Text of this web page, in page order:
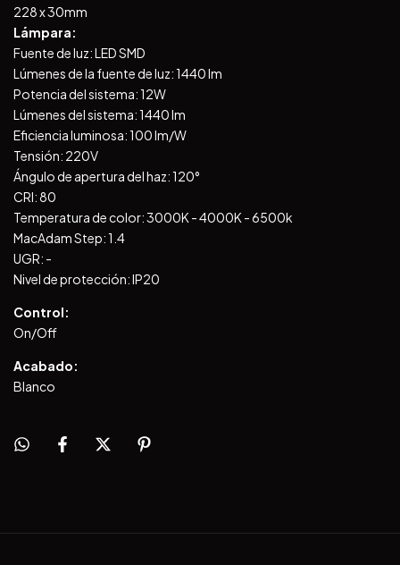
228 x 30mm
Lámpara:
Fuente de luz: LED SMD
Lúmenes de la fuente de luz: 1440 lm
Potencia del sistema: 12W
Lúmenes del sistema: 1440 lm
Eficiencia luminosa: 100 lm/W
Tensión: 220V
Ángulo de apertura del haz: 120°
CRI: 80
Temperatura de color: 3000K - 4000K - 6500k
MacAdam Step: 1.4
UGR: -
Nivel de protección: IP20
Control:
On/Off
Acabado:
Blanco